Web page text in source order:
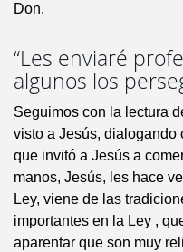
Don.
“Les enviaré
algunos los
Seguimos con la lectura
visto a Jesús, dialogando
que invitó a Jesús a
manos, Jesús, les hace
Ley, viene de las
importantes en la Ley ,
aparentar que son muy